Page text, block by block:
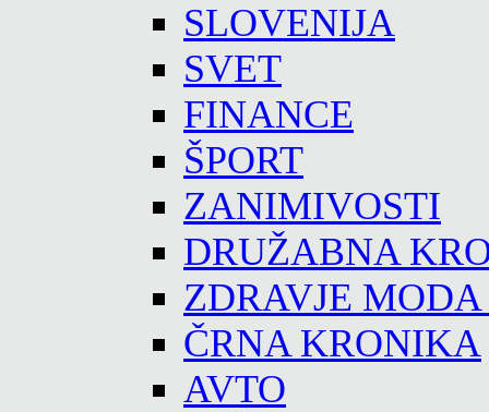
SLOVENIJA
SVET
FINANCE
ŠPORT
ZANIMIVOSTI
DRUŽABNA
ZDRAVJE
ČRNA KRONIKA
AVTO